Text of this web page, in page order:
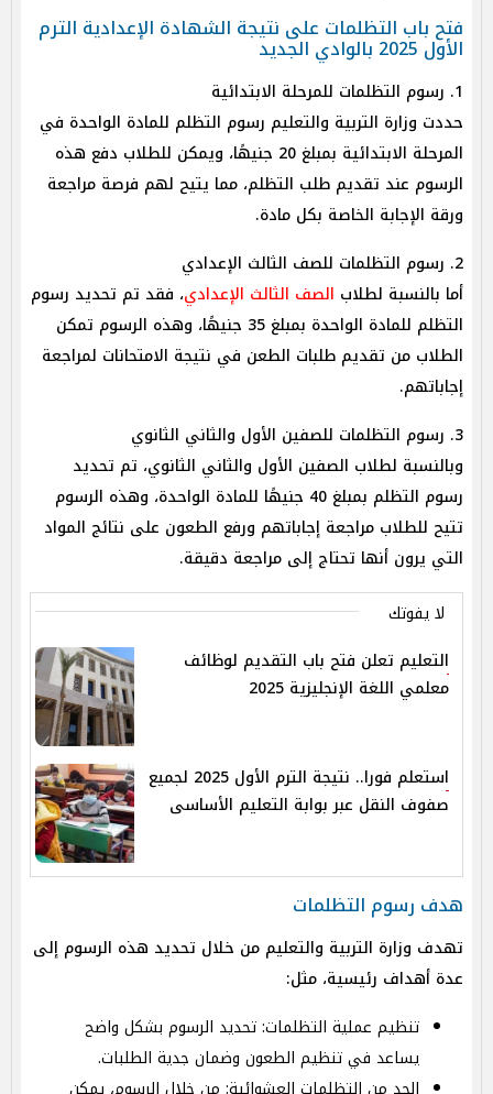
فتح باب التظلمات على نتيجة الشهادة الإعدادية الترم
الأول 2025 بالوادي الجديد
1. رسوم التظلمات للمرحلة الابتدائية
حددت وزارة التربية والتعليم رسوم التظلم للمادة الواحدة في
المرحلة الابتدائية بمبلغ 20 جنيهًا، ويمكن للطلاب دفع هذه
الرسوم عند تقديم طلب التظلم، مما يتيح لهم فرصة مراجعة
ورقة الإجابة الخاصة بكل مادة.
2. رسوم التظلمات للصف الثالث الإعدادي
أما بالنسبة لطلاب الصف الثالث الإعدادي، فقد تم تحديد رسوم
التظلم للمادة الواحدة بمبلغ 35 جنيهًا، وهذه الرسوم تمكن
الطلاب من تقديم طلبات الطعن في نتيجة الامتحانات لمراجعة
إجاباتهم.
3. رسوم التظلمات للصفين الأول والثاني الثانوي
وبالنسبة لطلاب الصفين الأول والثاني الثانوي، تم تحديد
رسوم التظلم بمبلغ 40 جنيهًا للمادة الواحدة، وهذه الرسوم
تتيح للطلاب مراجعة إجاباتهم ورفع الطعون على نتائج المواد
التي يرون أنها تحتاج إلى مراجعة دقيقة.
لا يفوتك
التعليم تعلن فتح باب التقديم لوظائف
معلمي اللغة الإنجليزية 2025
استعلم فورا.. نتيجة الترم الأول 2025 لجميع
صفوف النقل عبر بوابة التعليم الأساسى
هدف رسوم التظلمات
تهدف وزارة التربية والتعليم من خلال تحديد هذه الرسوم إلى
عدة أهداف رئيسية، مثل:
تنظيم عملية التظلمات: تحديد الرسوم بشكل واضح
يساعد في تنظيم الطعون وضمان جدية الطلبات.